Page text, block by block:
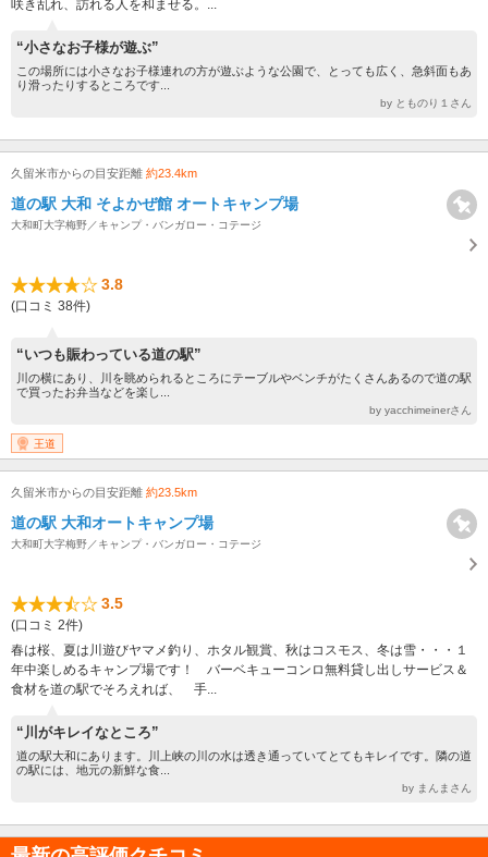
咲き乱れ、訪れる人を和ませる。...
“小さなお子様が遊ぶ”
この場所には小さなお子様連れの方が遊ぶような公園で、とっても広く、急斜面もあ
り滑ったりするところです...
by とものり１さん
久留米市からの目安距離 約23.4km
道の駅 大和 そよかぜ館 オートキャンプ場
大和町大字梅野／キャンプ・バンガロー・コテージ
3.8
(口コミ 38件)
“いつも賑わっている道の駅”
川の横にあり、川を眺められるところにテーブルやベンチがたくさんあるので道の駅
で買ったお弁当などを楽し...
by yacchimeinerさん
王道
久留米市からの目安距離 約23.5km
道の駅 大和オートキャンプ場
大和町大字梅野／キャンプ・バンガロー・コテージ
3.5
(口コミ 2件)
春は桜、夏は川遊びヤマメ釣り、ホタル観賞、秋はコスモス、冬は雪・・・１
年中楽しめるキャンプ場です！ バーベキューコンロ無料貸し出しサービス＆
食材を道の駅でそろえれば、 手...
“川がキレイなところ”
道の駅大和にあります。川上峡の川の水は透き通っていてとてもキレイです。隣の道
の駅には、地元の新鮮な食...
by まんまさん